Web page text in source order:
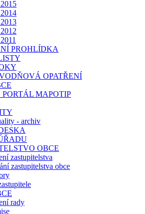
PROHLÍDKA
OPATŘENÍ
MAPOTIP
- archiv
OBCE
zastupitelstva
zastupitelstva obce
rady